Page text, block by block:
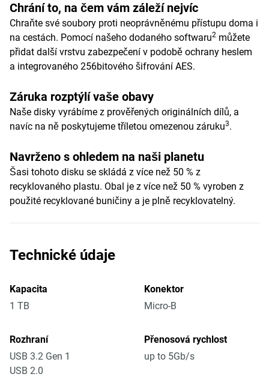
Chrání to, na čem vám záleží nejvíc
Chraňte své soubory proti neoprávněnému přístupu doma i
na cestách. Pomocí našeho dodaného softwaru2 můžete
přidat další vrstvu zabezpečení v podobě ochrany heslem
a integrovaného 256bitového šifrování AES.
Záruka rozptýlí vaše obavy
Naše disky vyrábíme z prověřených originálních dílů, a
navíc na ně poskytujeme tříletou omezenou záruku3.
Navrženo s ohledem na naši planetu
Šasi tohoto disku se skládá z více než 50 % z
recyklovaného plastu. Obal je z více než 50 % vyroben z
použité recyklované buničiny a je plně recyklovatelný.
Technické údaje
Kapacita
1 TB
Konektor
Micro-B
Rozhraní
USB 3.2 Gen 1
USB 2.0
Přenosová rychlost
up to 5Gb/s